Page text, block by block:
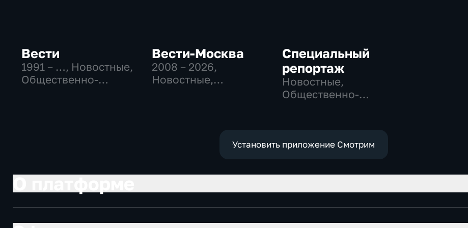
Вести
1991 – …, Новостные,
Общественно-
Вести-Москва
2008 – 2026,
Новостные,
Специальный
репортаж
Новостные,
Общественно-
Установить приложение Смотрим